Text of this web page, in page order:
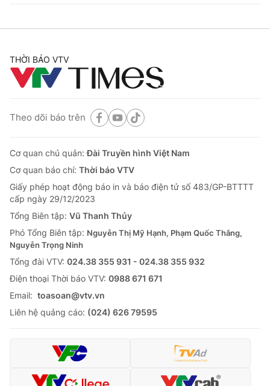
THỜI BÁO VTV
Theo dõi báo trên
Cơ quan chủ quản:Đài Truyền hình Việt Nam
Cơ quan báo chí: Thời báo VTV
Giấy phép hoạt động báo in và báo điện tử số 483/GP-BTTTT
cấp ngày 29/12/2023
Tổng Biên tập: Vũ Thanh Thủy
Phó Tổng Biên tập: Nguyễn Thị Mỹ Hạnh, Phạm Quốc Thắng,
Nguyễn Trọng Ninh
Tổng đài VTV: 024.38 355 931 - 024.38 355 932
Ðiện thoại Thời báo VTV: 0988 671 671
Email: toasoan@vtv.vn
Liên hệ quảng cáo: (024) 626 79595